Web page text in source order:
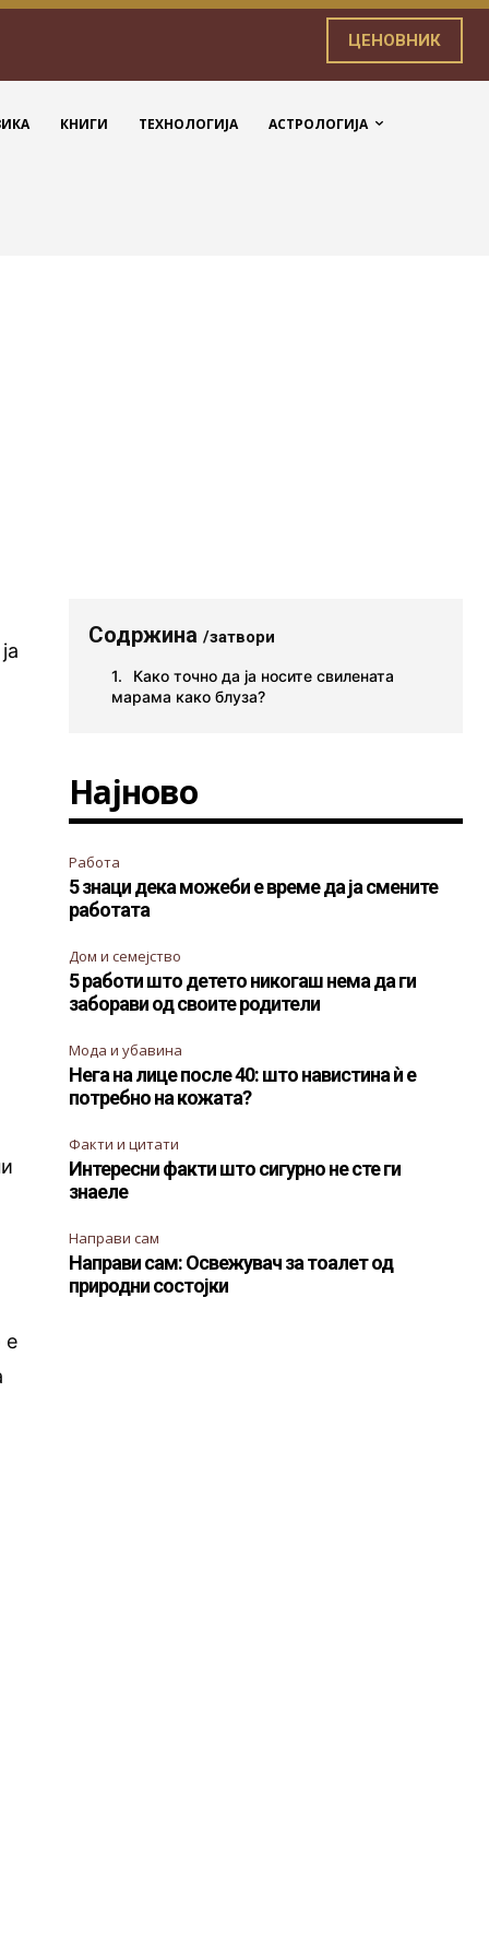
ЦЕНОВНИК
КНИГИ ТЕХНОЛОГИЈА АСТРОЛОГИЈА
е
Содржина/затвори
Како точно да ја носите свилената
марама како блуза?
Најново
Работа
5 знаци дека можеби е време да ја смените
работата
Дом и семејство
5 работи што детето никогаш нема да ги
заборави од своите родители
Мода и убавина
Нега на лице после 40: што навистина ѝ е
потребно на кожата?
Факти и цитати
Интересни факти што сигурно не сте ги
знаеле
Направи сам
Направи сам: Освежувач за тоалет од
природни состојки